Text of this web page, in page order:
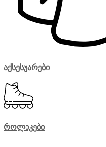
აქსესუარები
როლიკები